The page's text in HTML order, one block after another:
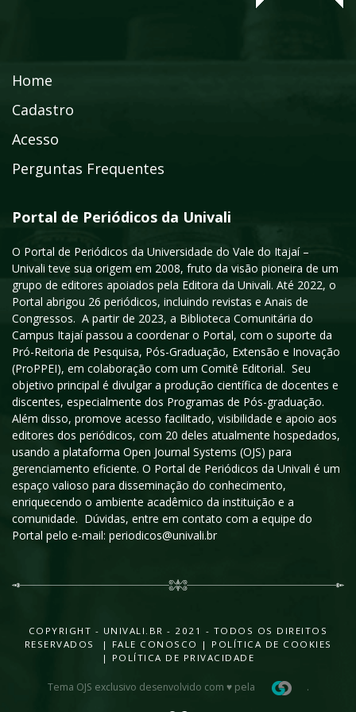
Home
Cadastro
Acesso
Perguntas Frequentes
Portal de Periódicos da Univali
O Portal de Periódicos da Universidade do Vale do Itajaí –
Univali teve sua origem em 2008, fruto da visão pioneira de um
grupo de editores apoiados pela Editora da Univali. Até 2022, o
Portal abrigou 26 periódicos, incluindo revistas e Anais de
Congressos. A partir de 2023, a Biblioteca Comunitária do
Campus Itajaí passou a coordenar o Portal, com o suporte da
Pró-Reitoria de Pesquisa, Pós-Graduação, Extensão e Inovação
(ProPPEI), em colaboração com um Comitê Editorial. Seu
objetivo principal é divulgar a produção científica de docentes e
discentes, especialmente dos Programas de Pós-graduação.
Além disso, promove acesso facilitado, visibilidade e apoio aos
editores dos periódicos, com 20 deles atualmente hospedados,
usando a plataforma Open Journal Systems (OJS) para
gerenciamento eficiente. O Portal de Periódicos da Univali é um
espaço valioso para disseminação do conhecimento,
enriquecendo o ambiente acadêmico da instituição e a
comunidade. Dúvidas, entre em contato com a equipe do
Portal pelo e-mail: periodicos@univali.br
COPYRIGHT - UNIVALI.BR - 2021 - TODOS OS DIREITOS
RESERVADOS |
FALE CONOSCO | POLÍTICA DE COOKIES
| POLÍTICA DE PRIVACIDADE
Tema OJS exclusivo desenvolvido com ♥ pela .